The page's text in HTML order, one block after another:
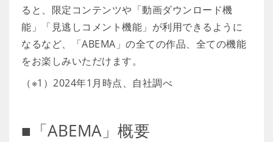
ると、限定コンテンツや「動画ダウンロード機
能」「見逃しコメント機能」が利用できるように
なるなど、「ABEMA」の全ての作品、全ての機能
をお楽しみいただけます。
（※1）2024年1月時点、自社調べ
■「ABEMA」概要